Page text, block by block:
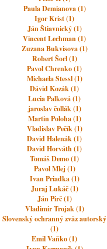
Paula Demianova (1)
Igor Krist (1)
Ján Štiavnický (1)
Vincent Lechman (1)
Zuzana Bukvisova (1)
Robert Šorl (1)
Pavol Chrenko (1)
Michaela Stessl (1)
Dávid Kozák (1)
Lucia Palková (1)
jaroslav čollák (1)
Martin Poloha (1)
Vladislav Pečík (1)
David Halenák (1)
David Horváth (1)
Tomáš Demo (1)
Pavol Mlej (1)
Ivan Priadka (1)
Juraj Lukáč (1)
Ján Pirč (1)
Vladimir Trojak (1)
Slovenský ochranný zväz autorský
(1)
Emil Vaňko (1)